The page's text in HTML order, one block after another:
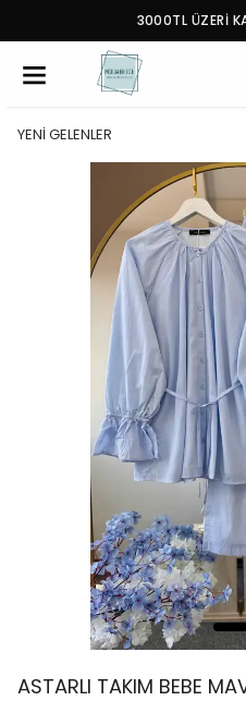
3000TL ÜZERİ
YENİ GELENLER
ASTARLI TAKIM BEBE